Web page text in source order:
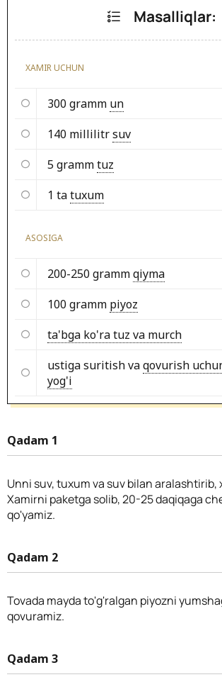
Masalliqlar:
XAMIR UCHUN
300 gramm un
140 millilitrsuv
5 grammtuz
1 tatuxum
ASOSIGA
200-250 grammqiyma
100 gramm piyoz
ta'bga ko'ra tuz va murch
ustiga suritish vaqovurish
yog'i
Qadam 1
Unni suv, tuxum va suv bilan aralashtirib,
Xamirni paketga solib, 20-25 daqiqaga
qo'yamiz.
Qadam 2
Tovada mayda to'g'ralgan piyozni
qovuramiz.
Qadam 3